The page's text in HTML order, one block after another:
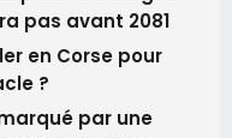
du
Exupery